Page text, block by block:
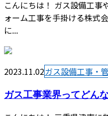
こんにちは！ ガス設備工事
ォーム工事を手掛ける株式
に...
2023.11.02ガス設備工事・
ガス工事業界ってどん